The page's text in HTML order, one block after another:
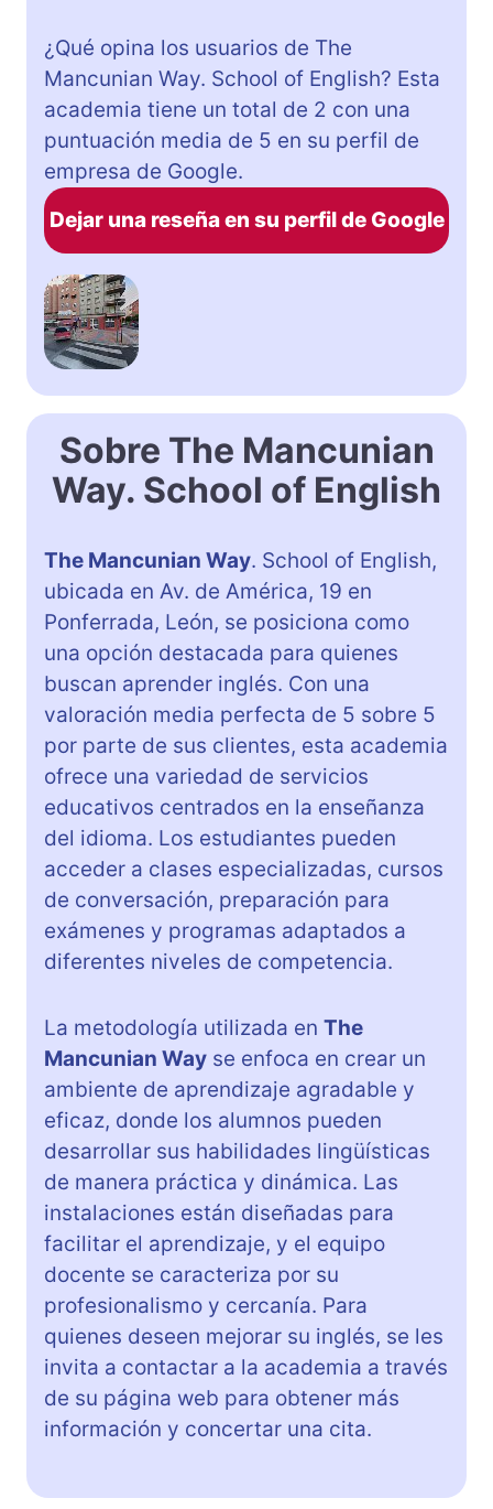
¿Qué opina los usuarios de The
Mancunian Way. School of English? Esta
academia tiene un total de 2 con una
puntuación media de 5 en su perfil de
empresa de Google.
Dejar una reseña en su perfil de Google
Sobre The Mancunian
Way. School of English
The Mancunian Way. School of English,
ubicada en Av. de América, 19 en
Ponferrada, León, se posiciona como
una opción destacada para quienes
buscan aprender inglés. Con una
valoración media perfecta de 5 sobre 5
por parte de sus clientes, esta academia
ofrece una variedad de servicios
educativos centrados en la enseñanza
del idioma. Los estudiantes pueden
acceder a clases especializadas, cursos
de conversación, preparación para
exámenes y programas adaptados a
diferentes niveles de competencia.
La metodología utilizada en The
Mancunian Way se enfoca en crear un
ambiente de aprendizaje agradable y
eficaz, donde los alumnos pueden
desarrollar sus habilidades lingüísticas
de manera práctica y dinámica. Las
instalaciones están diseñadas para
facilitar el aprendizaje, y el equipo
docente se caracteriza por su
profesionalismo y cercanía. Para
quienes deseen mejorar su inglés, se les
invita a contactar a la academia a través
de su página web para obtener más
información y concertar una cita.